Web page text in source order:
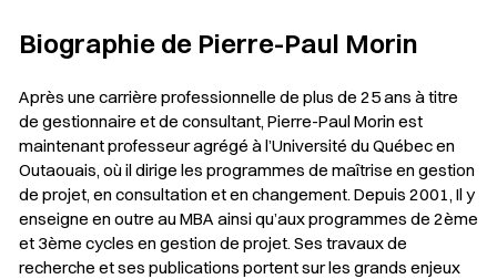
Biographie de Pierre-Paul Morin
Après une carrière professionnelle de plus de 25 ans à titre
de gestionnaire et de consultant, Pierre-Paul Morin est
maintenant professeur agrégé à l’Université du Québec en
Outaouais, où il dirige les programmes de maîtrise en gestion
de projet, en consultation et en changement. Depuis 2001, Il y
enseigne en outre au MBA ainsi qu’aux programmes de 2ème
et 3ème cycles en gestion de projet. Ses travaux de
recherche et ses publications portent sur les grands enjeux